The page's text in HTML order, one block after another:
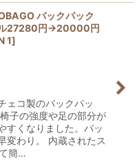
バックパック
27280円→20000円
1]
ェコ製のバックパッ
子の強度や足の部分が
すくなりました。バッ
変わり。 内蔵されたス
簡…